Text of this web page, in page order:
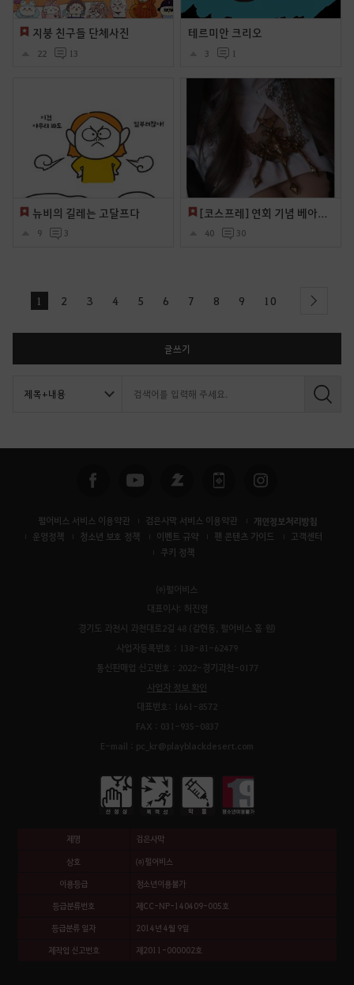
지붕 친구들 단체사진
22 13
테르미안 크리오
3 1
뉴비의 길레는 고달프다
9 3
[코스프레] 연회 기념 베아테 코스프레
40 30
1 2 3 4 5 6 7 8 9 10 next
글쓰기
검
펄어비스 서비스 이용약관 검은사막 서비스 이용약관 개인정보처리방침
운영정책 청소년 보호 정책 이벤트 규약 팬 콘텐츠 가이드
고객센터
쿠키 정책
㈜펄어비스
대표이사: 허진영
경기도 과천시 과천대로2길 48 (갈현동, 펄어비스 홈 원)
사업자등록번호 : 138-81-62479
통신판매업 신고번호 : 2022-경기과천-0177
사업자 정보 확인
대표번호: 1661-8572
FAX : 031-935-0837
E-mail : pc_kr@playblackdesert.com
제명 검은사막
상호 ㈜펄어비스
이용등급 청소년이용불가
등급분류번호 제CC-NP-140409-005호
등급분류 일자 2014년 4월 9일
제작업 신고번호 제2011-000002호